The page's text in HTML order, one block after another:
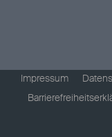
Impressum